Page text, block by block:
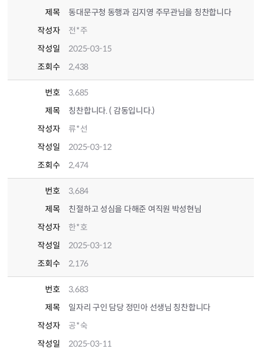
제목
동대문구청 동행과 김지영 주무관님을 칭찬합니다
작성자
전*주
작성일
2025-03-15
조회수
2,438
번호
3,685
제목
칭찬합니다. ( 감동입니다.)
작성자
류*선
작성일
2025-03-12
조회수
2,474
번호
3,684
제목
친절하고 성심을 다해준 여직원 박성현님
작성자
한*호
작성일
2025-03-12
조회수
2,176
번호
3,683
제목
일자리 구인 담당 정민아 선생님 칭찬합니다
작성자
공*숙
작성일
2025-03-11